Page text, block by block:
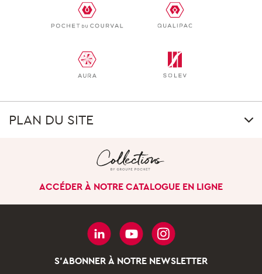
PLAN DU SITE
LE GROUPE
Notre singularité
Gouvernance
Nos pôles d’activités
ACCÉDER À NOTRE CATALOGUE EN LIGNE
S'ABONNER À NOTRE NEWSLETTER